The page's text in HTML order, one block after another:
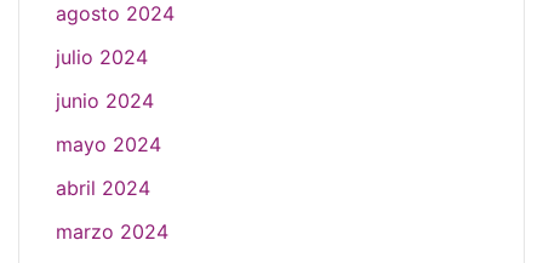
agosto 2024
julio 2024
junio 2024
mayo 2024
abril 2024
marzo 2024